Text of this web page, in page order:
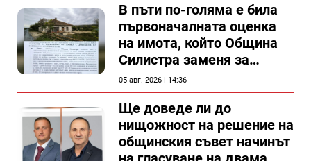
В пъти по-голяма е била
първоначалната оценка
на имота, който Община
Силистра заменя за
спирка, показват
документи
05 авг. 2026 | 14:36
Ще доведе ли до
нищожност на решение на
общинския съвет начинът